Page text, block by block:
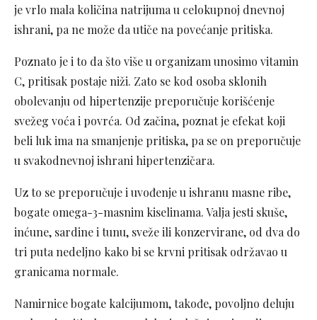
je vrlo mala količina natrijuma u celokupnoj dnevnoj
ishrani, pa ne može da utiče na povećanje pritiska.
Poznato je i to da što više u organizam unosimo vitamin
C, pritisak postaje niži. Zato se kod osoba sklonih
obolevanju od hipertenzije preporučuje korišćenje
svežeg voća i povrća. Od začina, poznat je efekat koji
beli luk ima na smanjenje pritiska, pa se on preporučuje
u svakodnevnoj ishrani hipertenzičara.
Uz to se preporučuje i uvođenje u ishranu masne ribe,
bogate omega-3-masnim kiselinama. Valja jesti skuše,
inćune, sardine i tunu, sveže ili konzervirane, od dva do
tri puta nedeljno kako bi se krvni pritisak održavao u
granicama normale.
Namirnice bogate kalcijumom, takođe, povoljno deluju